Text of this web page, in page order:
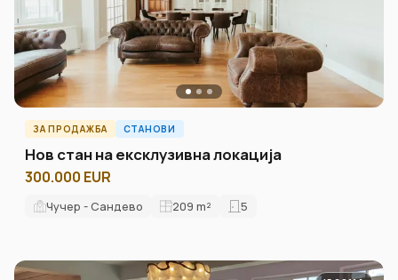
ЗА ПРОДАЖБА СТАНОВИ
Нов стан на ексклузивна локација
300.000 EUR
Чучер - Сандево 209 m² 5